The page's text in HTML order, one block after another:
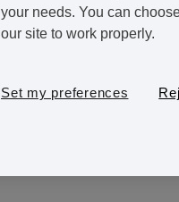
your needs. You can
our site to work properly.
Set my preferences